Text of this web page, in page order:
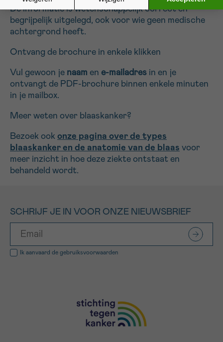
De informatie is wetenschappelijk correct en
begrijpelijk uitgelegd, ook voor wie geen medische
achtergrond heeft.
Ontvang de brochure in enkele klikken
Vul gewoon je naam en e-mailadres in en je
ontvangt de PDF-brochure binnen enkele minuten
in je mailbox.
Meer weten over blaaskanker?
Bezoek ook onze pagina over de types
blaaskanker en de anatomie van de blaas voor
meer inzicht in hoe deze ziekte ontstaat en
behandeld wordt.
SCHRIJF JE IN VOOR ONZE NIEUWSBRIEF
Ik aanvaard de gebruiksvoorwaarden